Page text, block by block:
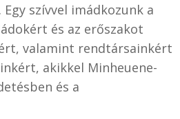
szívvel imádkozunk a
és az erőszakot
valamint rendtársainkért
akikkel Minheuene-
és a